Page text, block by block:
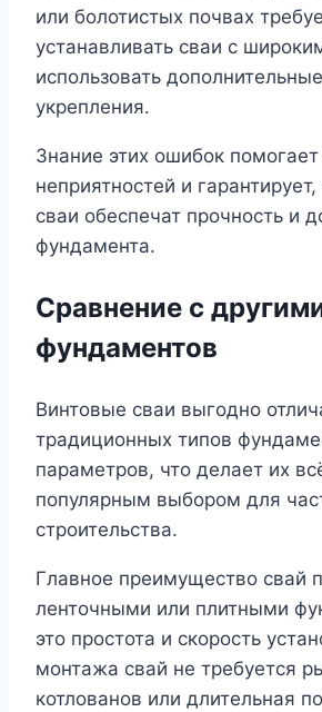
или болотистых почвах
устанавливать сваи с
использовать
укрепления.
Знание этих ошибок
неприятностей и
сваи обеспечат прочность и
фундамента.
Сравнение с
фундаментов
Винтовые сваи выгодно
традиционных типов
параметров, что делает их
популярным выбором для
строительства.
Главное преимущество свай
ленточными или плитными
это простота и скорость
монтажа свай не требуется
котлованов или длительная